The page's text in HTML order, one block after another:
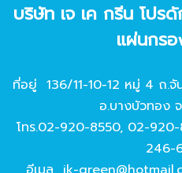
บริษัท เจ เค กรีน โปร
แผ่นกร
ที่อยู่ 136/11-10-12 หมู่ 4 ถ.
อ.บางบัวทอง จ
โทร.02-920-8550, 02-
246-